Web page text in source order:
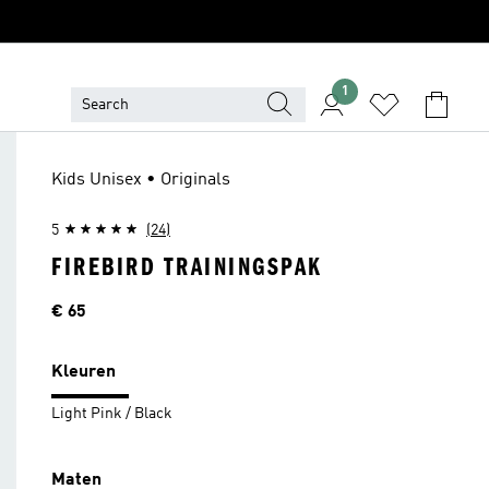
1
Kids Unisex • Originals
5 (24)
FIREBIRD TRAININGSPAK
Prijs
€ 65
Kleuren
Light Pink / Black
Maten